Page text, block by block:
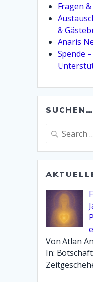
Fragen
&
Anaris
Spende
SUCHEN…
Search
Von Atlan
In: